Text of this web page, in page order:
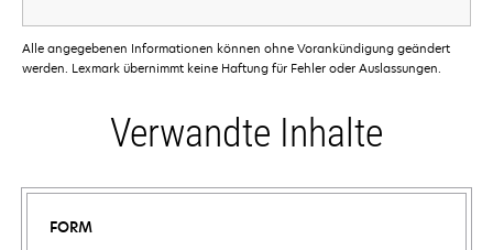
Alle angegebenen Informationen können ohne Vorankündigung geändert
werden. Lexmark übernimmt keine Haftung für Fehler oder Auslassungen.
Verwandte Inhalte
FORM